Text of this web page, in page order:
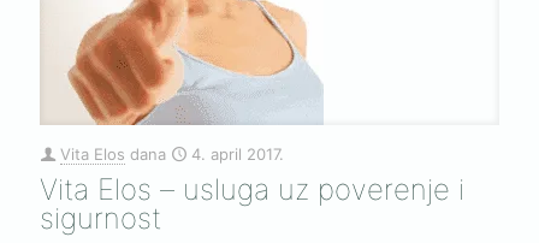
Vita Elos dana 4. april 2017.
Vita Elos – usluga uz poverenje i
sigurnost